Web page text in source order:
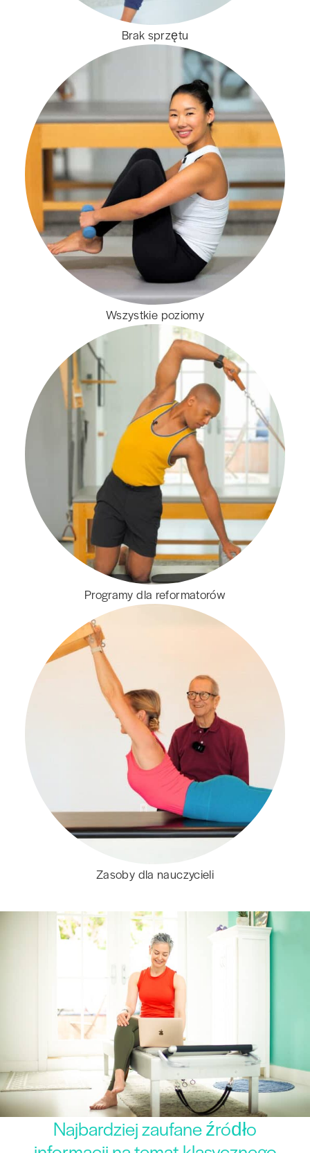
Brak sprzętu
Wszystkie poziomy
Programy dla reformatorów
Zasoby dla nauczycieli
Najbardziej zaufane źródło